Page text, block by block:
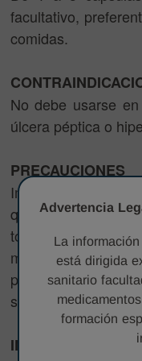
facultativo,
comidas.
No debe usarse
úlcera péptica o
PRECAUCIONES
Importante para la
que podría
tomar este
medicamentos
peligroso para
supervisado por un
Advertencia
La
está dirigida
sanitario
formación